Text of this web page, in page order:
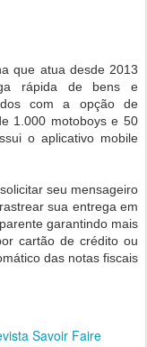
que atua desde 2013
rápida de bens e
com a opção de
1.000 motoboys e 50
o aplicativo mobile
seu mensageiro
sua entrega em
garantindo mais
cartão de crédito ou
das notas fiscais
Savoir Faire